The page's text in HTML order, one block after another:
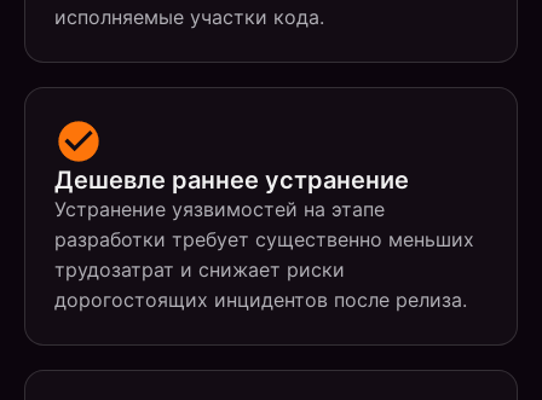
исполняемые участки кода.
Дешевле раннее устранение
Устранение уязвимостей на этапе
разработки требует существенно меньших
трудозатрат и снижает риски
дорогостоящих инцидентов после релиза.